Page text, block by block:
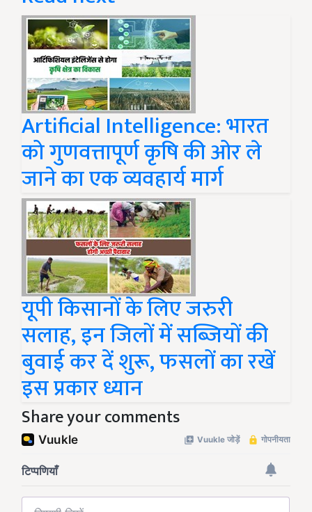
Artificial Intelligence: भारत
को गुणवत्तापूर्ण कृषि की ओर ले
जाने का एक व्यवहार्य मार्ग
यूपी किसानों के लिए जरुरी
सलाह, इन जिलों में सब्जियों की
बुवाई कर दें शुरू, फसलों का रखें
इस प्रकार ध्यान
Share your comments